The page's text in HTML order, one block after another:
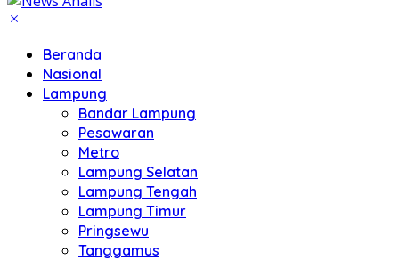
Beranda
Nasional
Lampung
Bandar Lampung
Pesawaran
Metro
Lampung Selatan
Lampung Tengah
Lampung Timur
Pringsewu
Tanggamus